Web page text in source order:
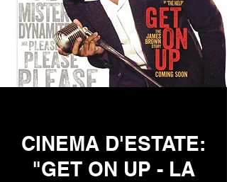
CINEMA D'ESTATE:
"GET ON UP - LA